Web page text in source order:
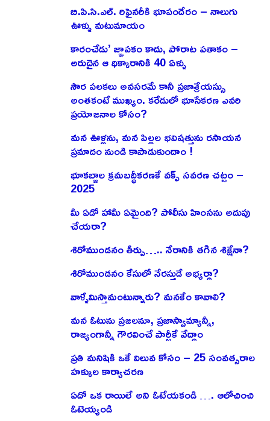
బి.పి.సి.ఎల్. రిఫైనరీకి భూపందేరం – నాలుగు
ఊళ్ళు మటుమాయం
కారంచేడు’ జ్ఞాపకం కాదు, పోరాట పతాకం –
అరుదైన ఆ ధిక్కారానికి 40 ఏళ్ళు
సౌర పలకలు అవసరమే కానీ ప్రజాశ్రేయస్సు
అంతకంటే ముఖ్యం. కరేడులో భూసేకరణ ఎవరి
ప్రయోజనాల కోసం?
మన ఊళ్లను, మన పిల్లల భవిషత్తును రసాయన
ప్రమాదం నుండి కాపాడుకుందాం !
భూకబ్జాల క్రమబద్ధీకరణకే వక్ఫ్ సవరణ చట్టం –
2025
మీ ఏడో హామీ ఏమైంది? పోలీసు హింసను అదుపు
చేయరా?
శిరోముండనం తీర్పు….. నేరానికి తగిన శిక్షేనా?
శిరోముండనం కేసులో నేరస్తుడే అభ్యర్థా?
వాళ్ళేమిస్తామంటున్నారు? మనకేం కావాలి?
మన ఓటును ప్రజలనూ, ప్రజాస్వామ్యాన్నీ,
రాజ్యంగాన్నీ గౌరవించే పార్టీకే వేద్దాం
ప్రతి మనిషికి ఒకే విలువ కోసం – 25 సంవత్సరాల
హక్కుల కార్యాచరణ
ఏదో ఒక రాయిలే అని ఓటేయకండి …. ఆలోచించి
ఓటెయ్యండి